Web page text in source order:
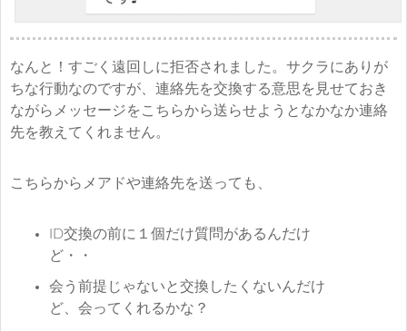
なんと！すごく遠回しに拒否されました。サクラにありが
ちな行動なのですが、連絡先を交換する意思を見せておき
ながらメッセージをこちらから送らせようとなかなか連絡
先を教えてくれません。
こちらからメアドや連絡先を送っても、
ID交換の前に１個だけ質問があるんだけ
ど・・
会う前提じゃないと交換したくないんだけ
ど、会ってくれるかな？